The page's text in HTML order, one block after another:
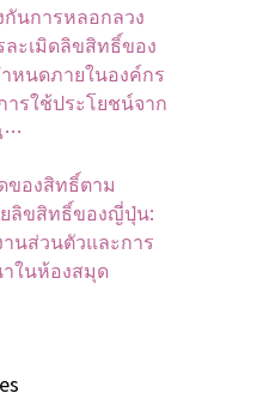
กันการหลอกลวง
ละเมิดลิขสิทธิ์ของ
หนดภายในองค์กร
ารใช้ประโยชน์จาก
…
ของสิทธิ์ตาม
ลิขสิทธิ์ของญี่ปุ่น:
านส่วนตัวและการ
ในห้องสมุด